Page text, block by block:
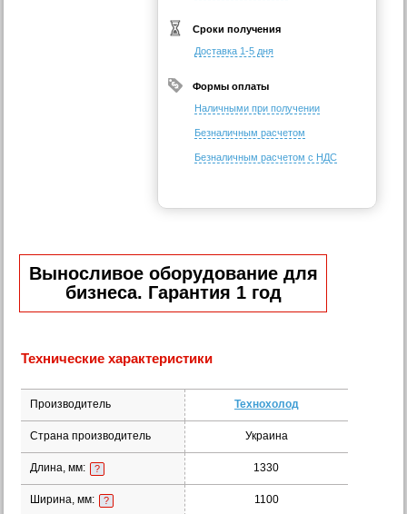
Сроки получения
Доставка 1-5 дня
Формы оплаты
Наличными при получении
Безналичным расчетом
Безналичным расчетом с НДС
Выносливое оборудование для
бизнеса. Гарантия 1 год
Технические характеристики
Производитель Технохолод
Страна производитель Украина
Длина, мм: ? 1330
Ширина, мм: ? 1100